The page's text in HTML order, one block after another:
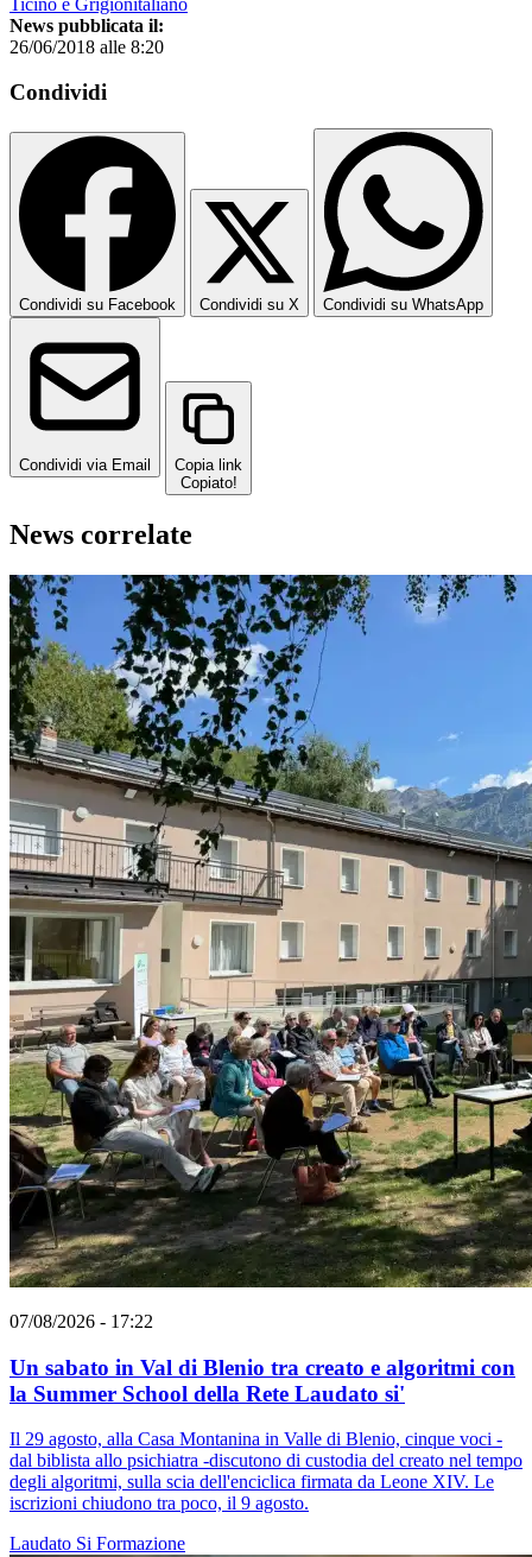
News pubblicata il:
26/06/2018 alle 8:20
Condividi
Condividi su Facebook Condividi su X Condividi su WhatsApp
Condividi via Email
Copia link
Copiato!
News correlate
07/08/2026 - 17:22
Un sabato in Val di Blenio tra creato e algoritmi con
la Summer School della Rete Laudato si'
Il 29 agosto, alla Casa Montanina in Valle di Blenio, cinque voci -
dal biblista allo psichiatra -discutono di custodia del creato nel tempo
degli algoritmi, sulla scia dell'enciclica firmata da Leone XIV. Le
iscrizioni chiudono tra poco, il 9 agosto.
Laudato Si Formazione